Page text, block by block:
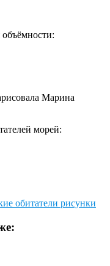
Марина
морей:
обитатели рисунки